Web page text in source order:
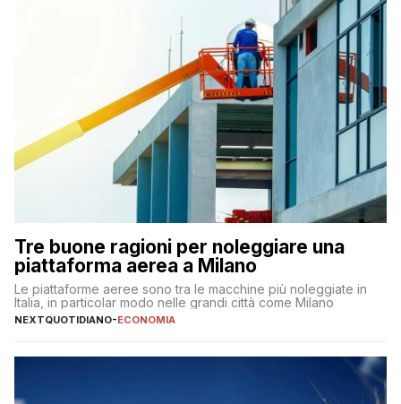
Tre buone ragioni per noleggiare una
piattaforma aerea a Milano
Le piattaforme aeree sono tra le macchine più noleggiate in
Italia, in particolar modo nelle grandi città come Milano
NEXTQUOTIDIANO-ECONOMIA